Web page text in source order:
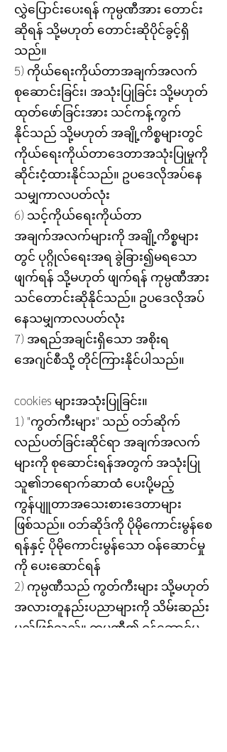
လွှဲပြောင်းပေးရန် ကုမ္ပဏီအား တောင်း
ဆိုရန် သို့မဟုတ် တောင်းဆိုပိုင်ခွင့်ရှိ
သည်။
5) ကိုယ်ရေးကိုယ်တာအချက်အလက်
စုဆောင်းခြင်း၊ အသုံးပြုခြင်း သို့မဟုတ်
ထုတ်ဖော်ခြင်းအား သင်ကန့်ကွက်
နိုင်သည် သို့မဟုတ် အချို့ကိစ္စများတွင်
ကိုယ်ရေးကိုယ်တာဒေတာအသုံးပြုမှုကို
ဆိုင်းငံ့ထားနိုင်သည်။ ဥပဒေလိုအပ်နေ
သမျှကာလပတ်လုံး
6) သင့်ကိုယ်ရေးကိုယ်တာ
အချက်အလက်များကို အချို့ကိစ္စများ
တွင် ပုဂ္ဂိုလ်ရေးအရ ခွဲခြား၍မရသော
ဖျက်ရန် သို့မဟုတ် ဖျက်ရန် ကုမ္ပဏီအား
သင်တောင်းဆိုနိုင်သည်။ ဥပဒေလိုအပ်
နေသမျှကာလပတ်လုံး
7) အရည်အချင်းရှိသော အစိုးရ
အေဂျင်စီသို့ တိုင်ကြားနိုင်ပါသည်။
cookies များအသုံးပြုခြင်း။
1) "ကွတ်ကီးများ" သည် ဝဘ်ဆိုက်
လည်ပတ်ခြင်းဆိုင်ရာ အချက်အလက်
များကို စုဆောင်းရန်အတွက် အသုံးပြု
သူ၏ဘရောက်ဆာထံ ပေးပို့မည့်
ကွန်ပျူတာအသေးစားဒေတာများ
ဖြစ်သည်။ ဝဘ်ဆိုဒ်ကို ပိုမိုကောင်းမွန်စေ
ရန်နှင့် ပိုမိုကောင်းမွန်သော ဝန်ဆောင်မှု
ကို ပေးဆောင်ရန်
2) ကုမ္ပဏီသည် ကွတ်ကီးများ သို့မဟုတ်
အလားတူနည်းပညာများကို သိမ်းဆည်း
မည်ဖြစ်သည်။ ကုမ္ပဏီ၏ ဝန်ဆောင်မှု